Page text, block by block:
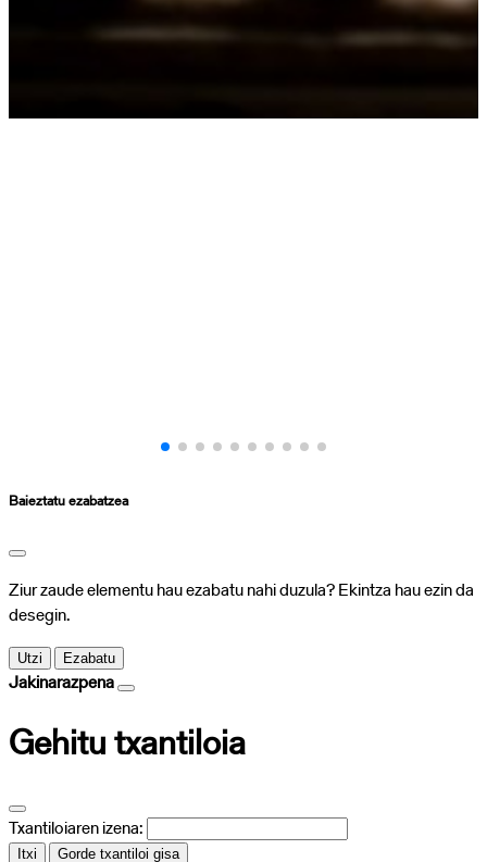
Baieztatu ezabatzea
Ziur zaude elementu hau ezabatu nahi duzula? Ekintza hau ezin da
desegin.
Utzi Ezabatu
Jakinarazpena
Gehitu txantiloia
Txantiloiaren izena:
Itxi Gorde txantiloi gisa